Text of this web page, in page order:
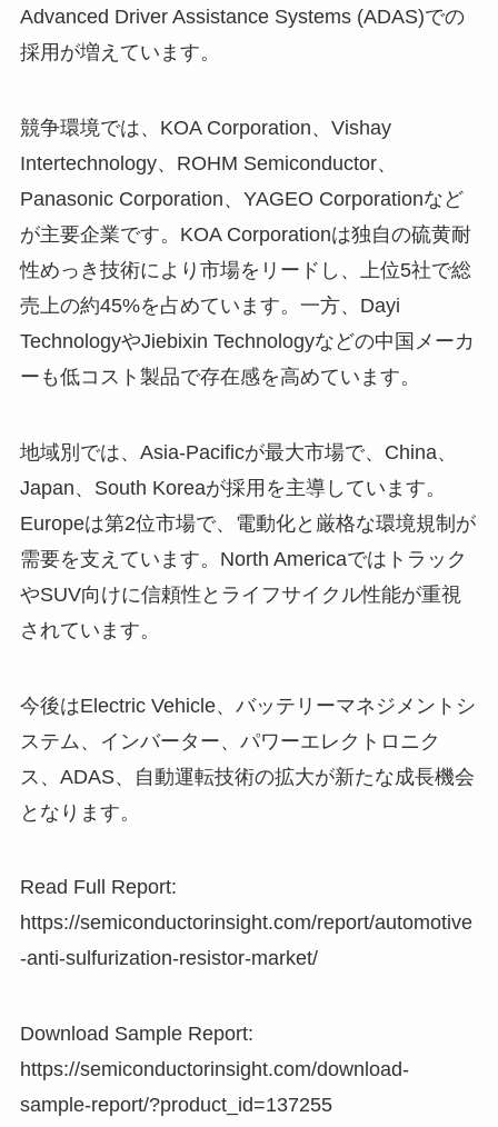
Advanced Driver Assistance Systems (ADAS)での
採用が増えています。
競争環境では、KOA Corporation、Vishay
Intertechnology、ROHM Semiconductor、
Panasonic Corporation、YAGEO Corporationなど
が主要企業です。KOA Corporationは独自の硫黄耐
性めっき技術により市場をリードし、上位5社で総
売上の約45%を占めています。一方、Dayi
TechnologyやJiebixin Technologyなどの中国メーカ
ーも低コスト製品で存在感を高めています。
地域別では、Asia-Pacificが最大市場で、China、
Japan、South Koreaが採用を主導しています。
Europeは第2位市場で、電動化と厳格な環境規制が
需要を支えています。North Americaではトラック
やSUV向けに信頼性とライフサイクル性能が重視
されています。
今後はElectric Vehicle、バッテリーマネジメントシ
ステム、インバーター、パワーエレクトロニク
ス、ADAS、自動運転技術の拡大が新たな成長機会
となります。
Read Full Report:
https://semiconductorinsight.com/report/automotive
-anti-sulfurization-resistor-market/
Download Sample Report:
https://semiconductorinsight.com/download-
sample-report/?product_id=137255